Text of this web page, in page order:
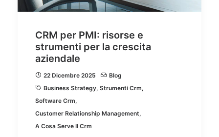
CRM per PMI: risorse e
strumenti per la crescita
aziendale
22 Dicembre 2025
Blog
Business Strategy, Strumenti Crm,
Software Crm,
Customer Relationship Management,
A Cosa Serve Il Crm